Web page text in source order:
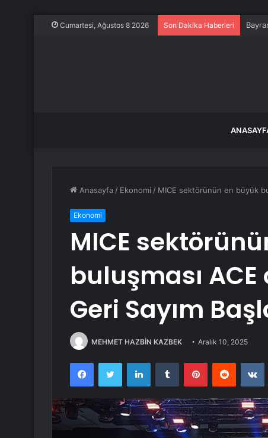
Cumartesi, Ağustos 8 2026 Son Dakika Haberleri
Anasayfa / Ekonomi / MICE sektörünün en büyük
Ekonomi
MICE
buluşması ACE
Geri Sayım
MEHMET HAZBİN KAZBEK Aralık 10, 2025
FacebookTwitter LinkedInTumblr PinterestReddit